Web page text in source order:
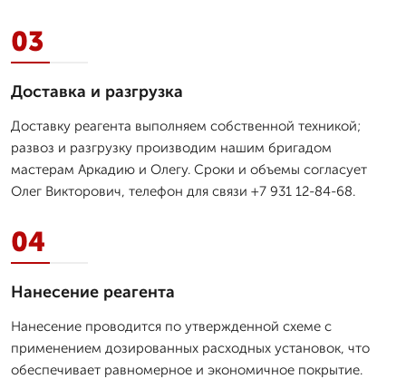
03
Доставка и разгрузка
Доставку реагента выполняем собственной техникой;
развоз и разгрузку производим нашим бригадом
мастерам Аркадию и Олегу. Сроки и объемы согласует
Олег Викторович, телефон для связи +7 931 12-84-68.
04
Нанесение реагента
Нанесение проводится по утвержденной схеме с
применением дозированных расходных установок, что
обеспечивает равномерное и экономичное покрытие.